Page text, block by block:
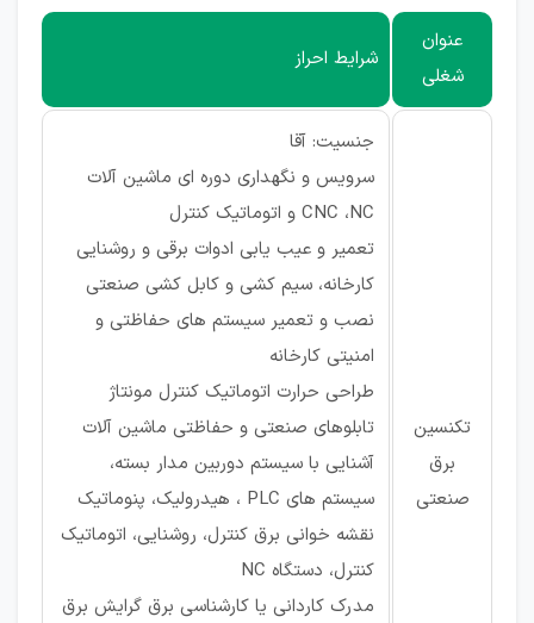
عنوان
شغلی
شرایط احراز
تکنسین
برق
صنعتی
جنسیت: آقا
سرویس و نگهداری دوره ای ماشین آلات
CNC ،NC و اتوماتیک کنترل
تعمیر و عیب یابی ادوات برقی و روشنایی
کارخانه، سیم کشی و کابل کشی صنعتی
نصب و تعمیر سیستم های حفاظتی و
امنیتی کارخانه
طراحی حرارت اتوماتیک کنترل مونتاژ
تابلوهای صنعتی و حفاظتی ماشین آلات
آشنایی با سیستم دوربین مدار بسته،
سیستم های PLC ، هیدرولیک، پنوماتیک
نقشه خوانی برق کنترل، روشنایی، اتوماتیک
کنترل، دستگاه NC
مدرک کاردانی یا کارشناسی برق گرایش برق